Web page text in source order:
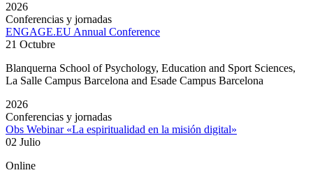
2026
Conferencias y jornadas
ENGAGE.EU Annual Conference
21 Octubre
Blanquerna School of Psychology, Education and Sport Sciences,
La Salle Campus Barcelona and Esade Campus Barcelona
2026
Conferencias y jornadas
Obs Webinar «La espiritualidad en la misión digital»
02 Julio
Online